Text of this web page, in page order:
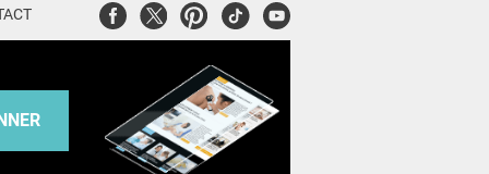
FacebookTwitterPinterest
TiktokYoutube